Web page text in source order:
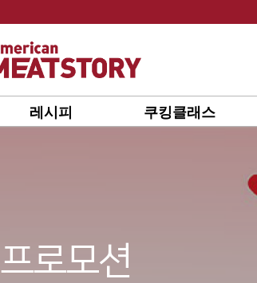
레시피 쿠킹클래스
프로모션